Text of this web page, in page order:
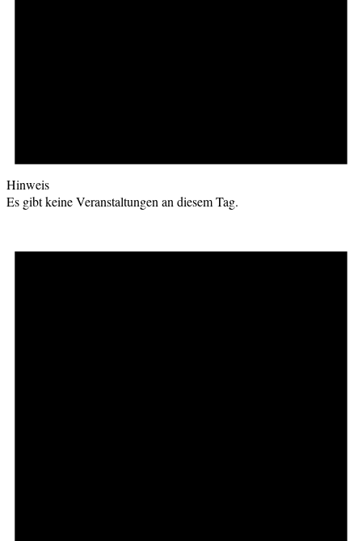
Hinweis
Es gibt keine Veranstaltungen an diesem Tag.